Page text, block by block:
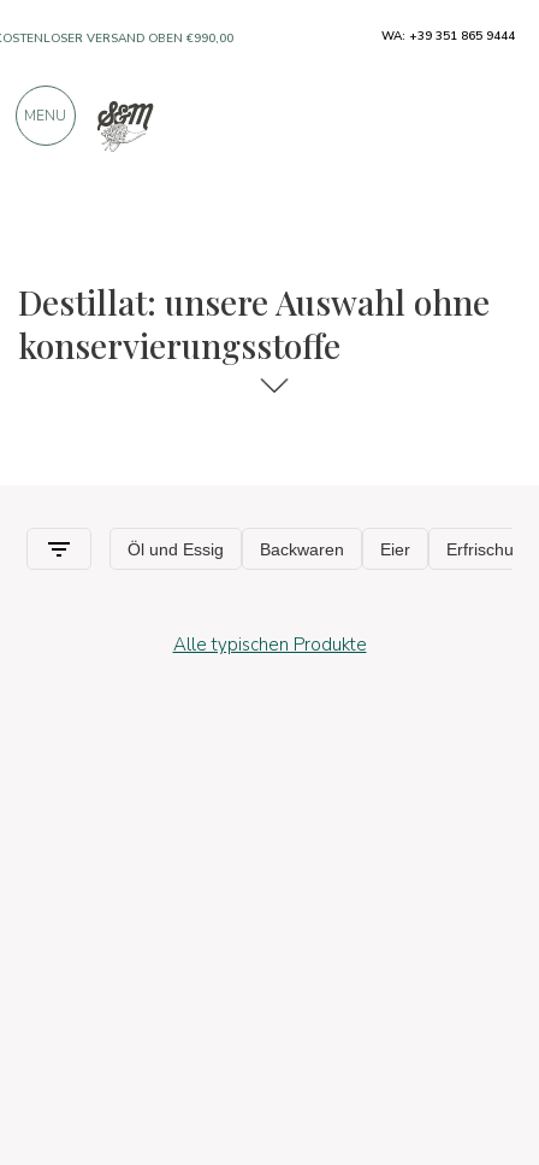
Destillat: unsere Auswahl ohne
konservierungsstoffe
Alle typischen Produkte
VERSAND OBEN €990,00
PRODUKTE VON AUSGEZEICHNETEN
WA: +39 351 865 9444
MENU